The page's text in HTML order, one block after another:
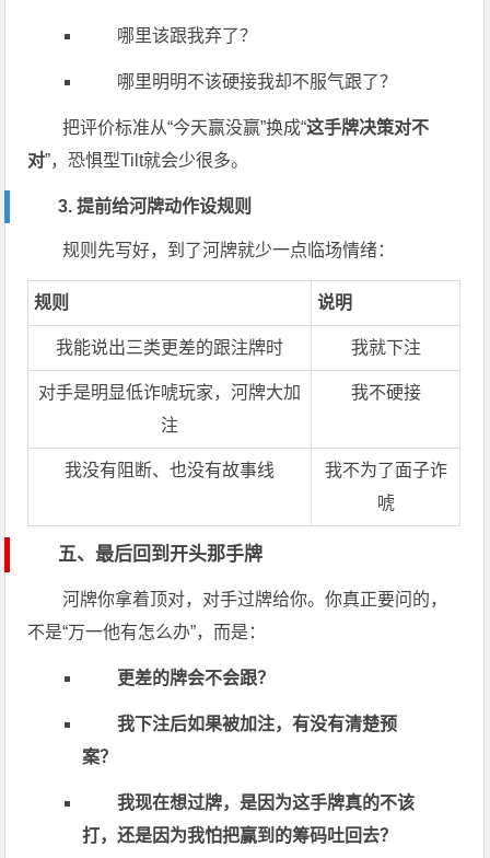
哪里该跟我弃了？
哪里明明不该硬接我却不服气跟了？
把评价标准从“今天赢没赢”换成“这手牌决策对不
对”，恐惧型Tilt就会少很多。
3. 提前给河牌动作设规则
规则先写好，到了河牌就少一点临场情绪：
规则 说明
我能说出三类更差的跟注牌时 我就下注
对手是明显低诈唬玩家，河牌大加
注
我不硬接
我没有阻断、也没有故事线
我不为了面子诈
唬
五、最后回到开头那手牌
河牌你拿着顶对，对手过牌给你。你真正要问的，
不是“万一他有怎么办”，而是：
更差的牌会不会跟？
我下注后如果被加注，有没有清楚预
案？
我现在想过牌，是因为这手牌真的不该
打，还是因为我怕把赢到的筹码吐回去？